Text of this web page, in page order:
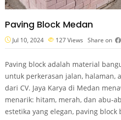
Paving Block Medan
Jul 10, 2024 127Views Share on
Paving block adalah material
untuk perkerasan jalan, halaman,
dari CV. Jaya Karya di Medan
menarik: hitam, merah, dan abu-
estetika yang elegan, paving